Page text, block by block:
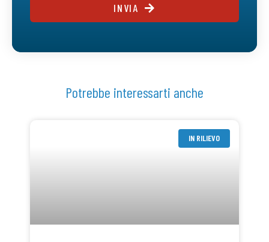
INVIA
Potrebbe interessarti anche
IN RILIEVO